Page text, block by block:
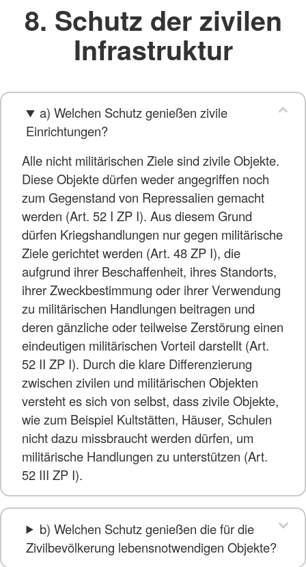
8. Schutz der zivilen
Infrastruktur
a) Welchen Schutz genießen zivile
Einrichtungen?
Alle nicht militärischen Ziele sind zivile Objekte.
Diese Objekte dürfen weder angegriffen noch
zum Gegenstand von Repressalien gemacht
werden (Art. 52 I ZP I). Aus diesem Grund
dürfen Kriegshandlungen nur gegen militärische
Ziele gerichtet werden (Art. 48 ZP I), die
aufgrund ihrer Beschaffenheit, ihres Standorts,
ihrer Zweckbestimmung oder ihrer Verwendung
zu militärischen Handlungen beitragen und
deren gänzliche oder teilweise Zerstörung einen
eindeutigen militärischen Vorteil darstellt (Art.
52 II ZP I). Durch die klare Differenzierung
zwischen zivilen und militärischen Objekten
versteht es sich von selbst, dass zivile Objekte,
wie zum Beispiel Kultstätten, Häuser, Schulen
nicht dazu missbraucht werden dürfen, um
militärische Handlungen zu unterstützen (Art.
52 III ZP I).
b) Welchen Schutz genießen die für die
Zivilbevölkerung lebensnotwendigen Objekte?